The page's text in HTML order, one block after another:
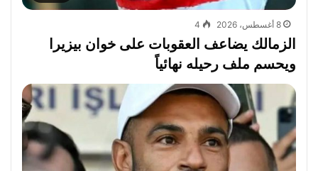
8 أغسطس، 2026 4
الزمالك يضاعف العقوبات على خوان بيزيرا
ويحسم ملف رحيله نهائياً